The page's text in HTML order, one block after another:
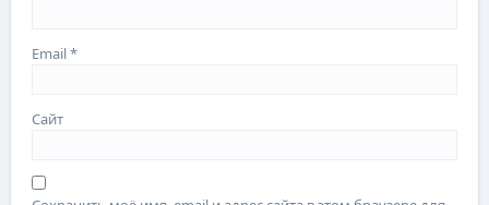
Email*
Сайт